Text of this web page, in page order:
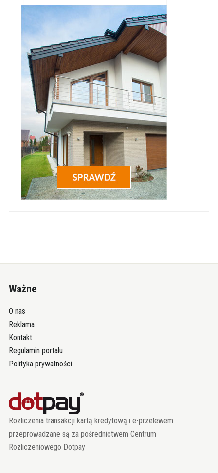
Ważne
O nas
Reklama
Kontakt
Regulamin portalu
Polityka prywatności
Rozliczenia transakcji kartą kredytową i e-przelewem
przeprowadzane są za pośrednictwem Centrum
Rozliczeniowego Dotpay